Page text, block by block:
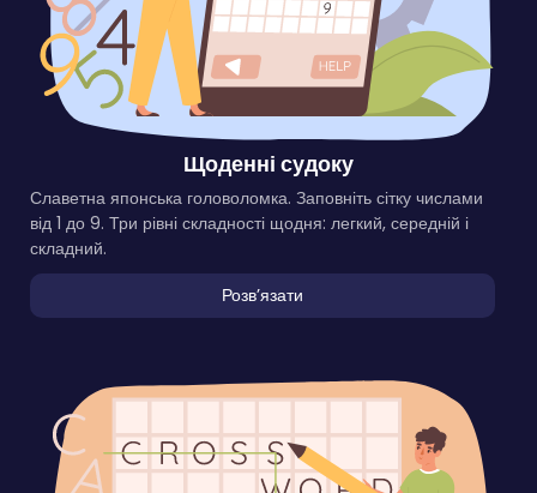
Щоденні судоку
Славетна японська головоломка. Заповніть сітку числами
від 1 до 9. Три рівні складності щодня: легкий, середній і
складний.
Розвʼязати